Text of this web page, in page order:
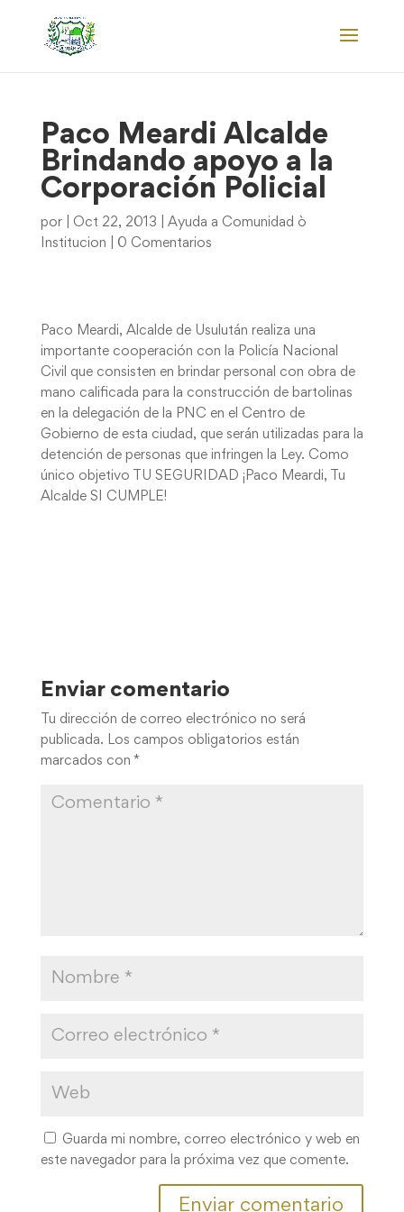
Paco Meardi Alcalde
Brindando apoyo a la
Corporación Policial
por Oct 22, 2013
Ayuda a Comunidad ò
Institucion
0 Comentarios
Paco Meardi, Alcalde de Usulután realiza una
importante cooperación con la Policía Nacional
Civil que consisten en brindar personal con obra de
mano calificada para la construcción de bartolinas
en la delegación de la PNC en el Centro de
Gobierno de esta ciudad, que serán utilizadas para la
detención de personas que infringen la Ley. Como
único objetivo TU SEGURIDAD ¡Paco Meardi, Tu
Alcalde SI CUMPLE!
Enviar comentario
Tu dirección de correo electrónico no será
publicada.
Los campos obligatorios están
marcados con *
Guarda mi nombre, correo electrónico y web en
este navegador para la próxima vez que comente.